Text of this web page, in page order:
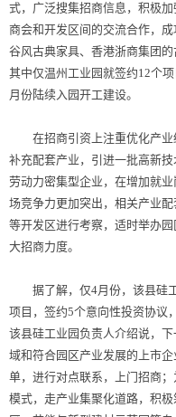
式，广泛搜集招商信息，积极
商会和开发区间的交流合作，
谷风古典家具、香港浙商集团
其中仅温州工业园就签约12个
月份陆续入园开工建设。
在招商引资上注重优化产业
补充配套产业，引进一批高新
劳动力密集型企业，在增加就
场竞争力更加突出，相关产业
等开发区进行考察，适时举办
大招商力度。
据了解，仅4月份，该县硅工
项目，签约5个意向性投资协议
该县硅工业园负责人介绍说，
域和符合园区产业发展的上市
单，进行对点联系，上门招商
模式，走产业集聚化道路，积